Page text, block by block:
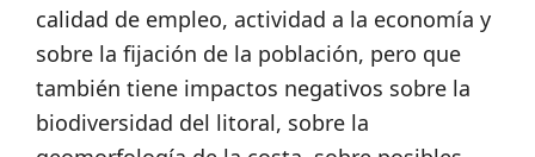
calidad de empleo, actividad a la economía y
sobre la fijación de la población, pero que
también tiene impactos negativos sobre la
biodiversidad del litoral, sobre la